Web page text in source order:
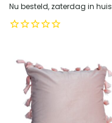
Nu besteld, zaterdag in huis